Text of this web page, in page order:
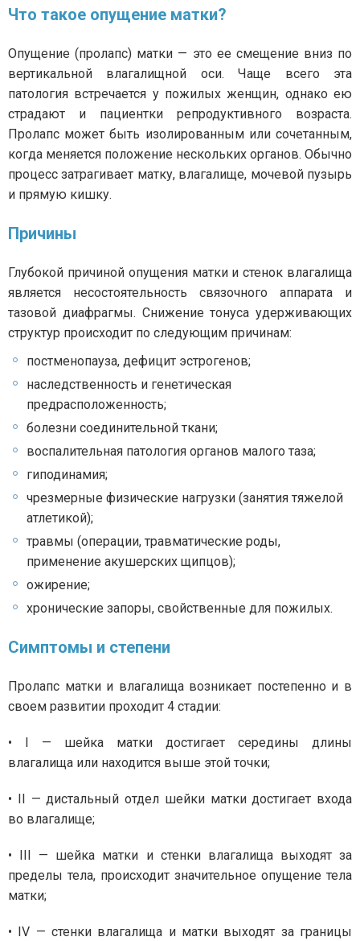
Что такое опущение матки?
Опущение (пролапс) матки — это ее смещение вниз по
вертикальной влагалищной оси. Чаще всего эта
патология встречается у пожилых женщин, однако ею
страдают и пациентки репродуктивного возраста.
Пролапс может быть изолированным или сочетанным,
когда меняется положение нескольких органов. Обычно
процесс затрагивает матку, влагалище, мочевой пузырь
и прямую кишку.
Причины
Глубокой причиной опущения матки и стенок влагалища
является несостоятельность связочного аппарата и
тазовой диафрагмы. Снижение тонуса удерживающих
структур происходит по следующим причинам:
постменопауза, дефицит эстрогенов;
наследственность и генетическая
предрасположенность;
болезни соединительной ткани;
воспалительная патология органов малого таза;
гиподинамия;
чрезмерные физические нагрузки (занятия тяжелой
атлетикой);
травмы (операции, травматические роды,
применение акушерских щипцов);
ожирение;
хронические запоры, свойственные для пожилых.
Симптомы и степени
Пролапс матки и влагалища возникает постепенно и в
своем развитии проходит 4 стадии:
• I — шейка матки достигает середины длины
влагалища или находится выше этой точки;
• II — дистальный отдел шейки матки достигает входа
во влагалище;
• III — шейка матки и стенки влагалища выходят за
пределы тела, происходит значительное опущение тела
матки;
• IV — стенки влагалища и матки выходят за границы